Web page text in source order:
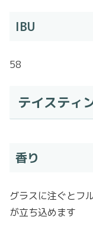
IBU
58
テイスティ
香り
グラスに注ぐとフ
が立ち込めます